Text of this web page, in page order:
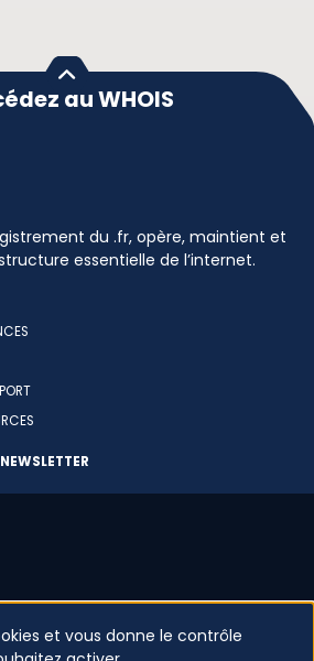
au WHOIS
du .fr, opère, maintient et
essentielle de l’internet.
conforme
et vous donne le contrôle